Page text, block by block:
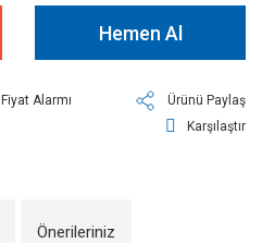
Hemen Al
Fiyat Alarmı
Ürünü Paylaş
Karşılaştır
Önerileriniz